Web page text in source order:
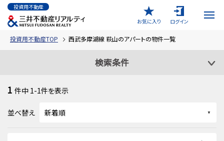
投資用不動産
お気に入り
ログイン
投資用不動産TOP 西武多摩湖線 萩山のアパートの物件一覧
検索条件
1 件中 1-1件を表示
並べ替え